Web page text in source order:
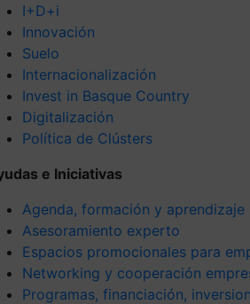
I+D+i
Innovación
Suelo
Internacionalización
Invest in Basque Country
Digitalización
Política de Clústers
e Iniciativas
Agenda, formación y aprendizaje
Asesoramiento experto
Espacios promocionales para
Networking y cooperación
Programas, financiación,